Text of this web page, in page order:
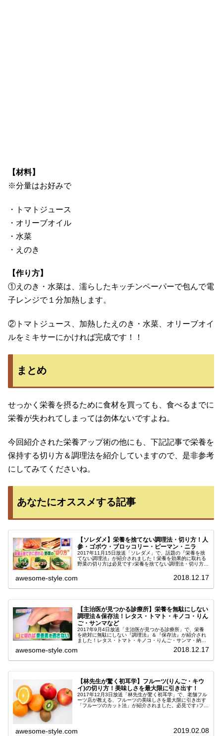
【材料】
※分量はお好みで
・トマトジュース
・オリーブオイル
・水菜
・えのき
【作り方】
①えのき・水菜は、濡らしたキッチンペーパーで包んで電
子レンジで１分加熱します。
②トマトジュース、加熱したえのき・水菜、オリーブオイ
ルをミキサーにかければ完成です！！
まとめ
せっかく栄養を摂るために食材を買っても、食べるまでに
栄養が失われてしまっては勿体ないですよね。
今回紹介された栄養アップ術の他にも、下記記事で栄養を
保持する切り方＆調理法を紹介していますので、是非参考
にしてみてくださいね。
あなたにオススメする記事
【ソレダメ】栄養を捨てない調理法・切り方！人
参・ゴボウ・ブロッコリー・ピーマン・ニラ
2017年11月15日放送「ソレダメ」で、話題の『栄養を捨
てない調理法』が紹介されました！栄養を効果的に取れる
野菜の切り方は必見です♪栄養を捨てない調理法・切り方！
awesome-style.com 2018.12.17
【主治医が見つかる診療所】栄養を無駄にしない
調理法＆保存法！レタス・トマト・キノコ・りん
ご・サンマなど
2017年9月4日放送「主治医が見つかる診療所」で、栄養
を絶対に無駄にしない『調理法』＆『保存法』が紹介され
ました！レタス・トマト・キノコ・りんご・サンマ・納
awesome-style.com 2018.12.17
【林先生が驚く初耳学】フルーツ(りんご・キウ
イ)の切り方！美味しさを最大限に引き出す！
2017年12月3日放送「林先生が驚く初耳学」で、老舗フル
ーツ店が教える、フルーツの美味しさを最大限に引き出す
「フルーツのカット法」が紹介されました。必見です♪フル
awesome-style.com 2019.02.08